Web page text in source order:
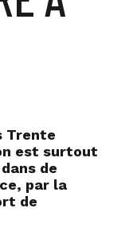
Trente
est surtout
de
par la
de